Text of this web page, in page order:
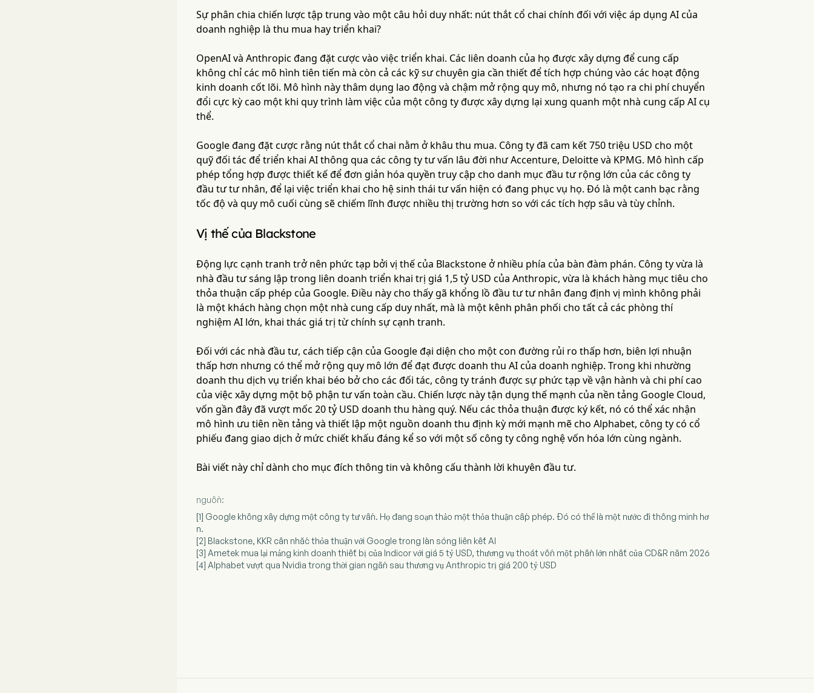
Sự phân chia chiến lược tập trung vào một câu hỏi duy nhất: nút thắt cổ chai chính đối với việc áp dụng AI của
doanh nghiệp là thu mua hay triển khai?
OpenAI và Anthropic đang đặt cược vào việc triển khai. Các liên doanh của họ được xây dựng để cung cấp
không chỉ các mô hình tiên tiến mà còn cả các kỹ sư chuyên gia cần thiết để tích hợp chúng vào các hoạt động
kinh doanh cốt lõi. Mô hình này thâm dụng lao động và chậm mở rộng quy mô, nhưng nó tạo ra chi phí chuyển
đổi cực kỳ cao một khi quy trình làm việc của một công ty được xây dựng lại xung quanh một nhà cung cấp AI cụ
thể.
Google đang đặt cược rằng nút thắt cổ chai nằm ở khâu thu mua. Công ty đã cam kết 750 triệu USD cho một
quỹ đối tác để triển khai AI thông qua các công ty tư vấn lâu đời như Accenture, Deloitte và KPMG. Mô hình cấp
phép tổng hợp được thiết kế để đơn giản hóa quyền truy cập cho danh mục đầu tư rộng lớn của các công ty
đầu tư tư nhân, để lại việc triển khai cho hệ sinh thái tư vấn hiện có đang phục vụ họ. Đó là một canh bạc rằng
tốc độ và quy mô cuối cùng sẽ chiếm lĩnh được nhiều thị trường hơn so với các tích hợp sâu và tùy chỉnh.
Vị thế của Blackstone
Động lực cạnh tranh trở nên phức tạp bởi vị thế của Blackstone ở nhiều phía của bàn đàm phán. Công ty vừa là
nhà đầu tư sáng lập trong liên doanh triển khai trị giá 1,5 tỷ USD của Anthropic, vừa là khách hàng mục tiêu cho
thỏa thuận cấp phép của Google. Điều này cho thấy gã khổng lồ đầu tư tư nhân đang định vị mình không phải
là một khách hàng chọn một nhà cung cấp duy nhất, mà là một kênh phân phối cho tất cả các phòng thí
nghiệm AI lớn, khai thác giá trị từ chính sự cạnh tranh.
Đối với các nhà đầu tư, cách tiếp cận của Google đại diện cho một con đường rủi ro thấp hơn, biên lợi nhuận
thấp hơn nhưng có thể mở rộng quy mô lớn để đạt được doanh thu AI của doanh nghiệp. Trong khi nhường
doanh thu dịch vụ triển khai béo bở cho các đối tác, công ty tránh được sự phức tạp về vận hành và chi phí cao
của việc xây dựng một bộ phận tư vấn toàn cầu. Chiến lược này tận dụng thế mạnh của nền tảng Google Cloud,
vốn gần đây đã vượt mốc 20 tỷ USD doanh thu hàng quý. Nếu các thỏa thuận được ký kết, nó có thể xác nhận
mô hình ưu tiên nền tảng và thiết lập một nguồn doanh thu định kỳ mới mạnh mẽ cho Alphabet, công ty có cổ
phiếu đang giao dịch ở mức chiết khấu đáng kể so với một số công ty công nghệ vốn hóa lớn cùng ngành.
Bài viết này chỉ dành cho mục đích thông tin và không cấu thành lời khuyên đầu tư.
nguồn:
[1] Google không xây dựng một công ty tư vấn. Họ đang soạn thảo một thỏa thuận cấp phép. Đó có thể là một nước đi thông minh hơ
n.
[2] Blackstone, KKR cân nhắc thỏa thuận với Google trong làn sóng liên kết AI
[3] Ametek mua lại mảng kinh doanh thiết bị của Indicor với giá 5 tỷ USD, thương vụ thoát vốn một phần lớn nhất của CD&R năm 2026
[4] Alphabet vượt qua Nvidia trong thời gian ngắn sau thương vụ Anthropic trị giá 200 tỷ USD